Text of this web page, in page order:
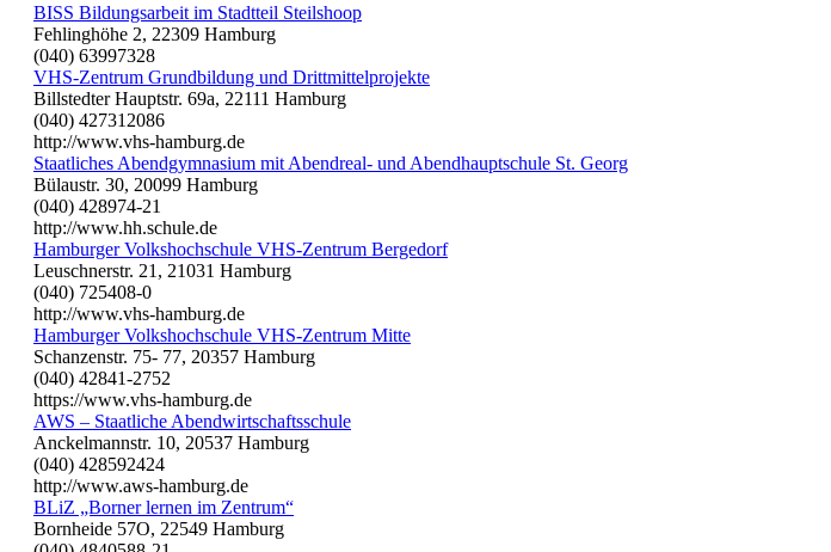
BISS Bildungsarbeit im Stadtteil Steilshoop
Fehlinghöhe 2, 22309 Hamburg
(040) 63997328
VHS-Zentrum Grundbildung und Drittmittelprojekte
Billstedter Hauptstr. 69a, 22111 Hamburg
(040) 427312086
http://www.vhs-hamburg.de
Staatliches Abendgymnasium mit Abendreal- und Abendhauptschule St. Georg
Bülaustr. 30, 20099 Hamburg
(040) 428974-21
http://www.hh.schule.de
Hamburger Volkshochschule VHS-Zentrum Bergedorf
Leuschnerstr. 21, 21031 Hamburg
(040) 725408-0
http://www.vhs-hamburg.de
Hamburger Volkshochschule VHS-Zentrum Mitte
Schanzenstr. 75- 77, 20357 Hamburg
(040) 42841-2752
https://www.vhs-hamburg.de
AWS – Staatliche Abendwirtschaftsschule
Anckelmannstr. 10, 20537 Hamburg
(040) 428592424
http://www.aws-hamburg.de
BLiZ „Borner lernen im Zentrum“
Bornheide 57O, 22549 Hamburg